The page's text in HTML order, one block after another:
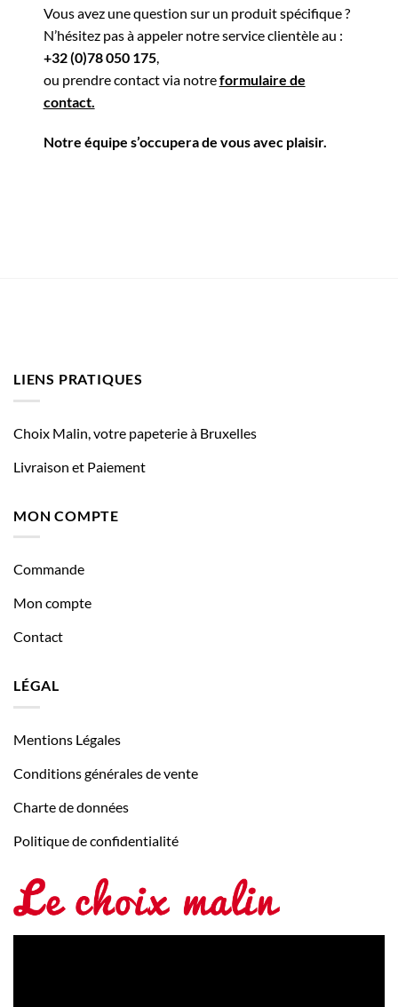
Vous avez une question sur un produit spécifique ?
N’hésitez pas à appeler notre service clientèle au :
+32 (0)78 050 175,
ou prendre contact via notreformulaire de
contact.
Notre équipe s’occupera de vous avec plaisir.
LIENS PRATIQUES
Choix Malin, votre papeterie à Bruxelles
Livraison et Paiement
MON COMPTE
Commande
Mon compte
Contact
LÉGAL
Mentions Légales
Conditions générales de vente
Charte de données
Politique de confidentialité